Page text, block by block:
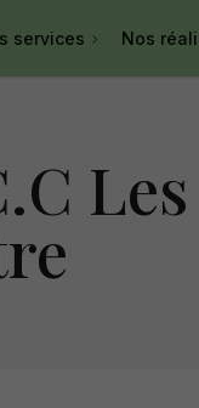
services Nos